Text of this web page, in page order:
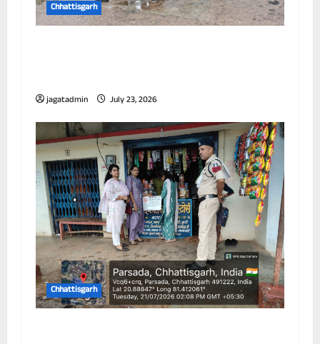
Chhattisgarh
jagatadmin July 23, 2026
Chhattisgarh